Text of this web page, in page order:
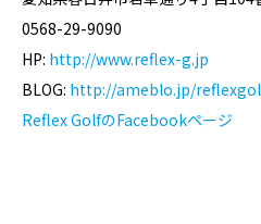
0568-29-9090
HP: http://www.reflex-g.jp
BLOG: http://ameblo.jp/
Reflex GolfのFacebookページ